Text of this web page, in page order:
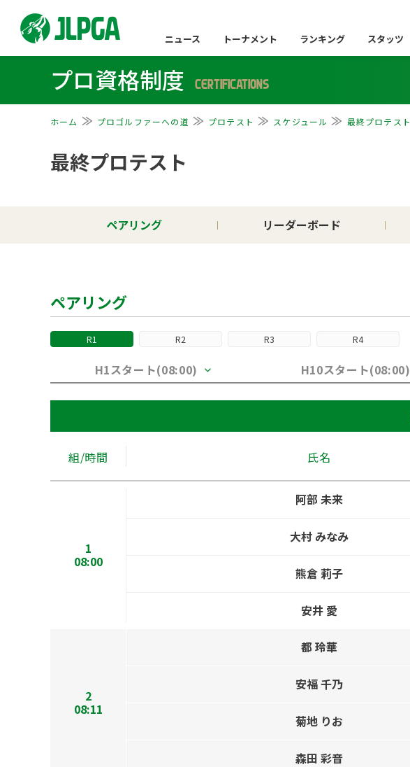
ニュース トーナメント ランキング スタッツ
プロ資格制度 CERTIFICATIONS
ホーム プロゴルファーへの道 プロテスト スケジュール 最終プロテスト
最終プロテスト
ペアリング リーダーボード
ペアリング
R1 R2 R3 R4
H1スタート(08:00) H10スタート(08:00)
組/時間 氏名
1
08:00
阿部 未来
大村 みなみ
熊倉 莉子
安井 愛
2
08:11
都 玲華
安福 千乃
菊地 りお
森田 彩音